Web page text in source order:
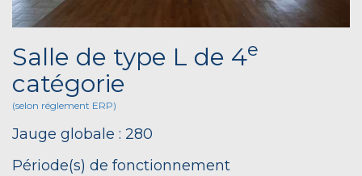
Salle de type L de 4e
catégorie
(selon réglement ERP)
Jauge globale : 280
Période(s) de fonctionnement